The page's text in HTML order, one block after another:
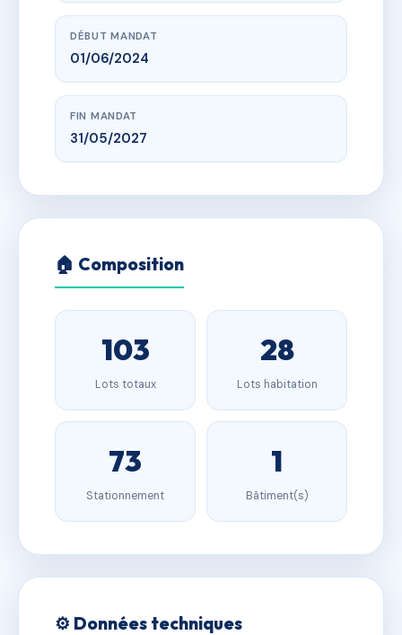
DÉBUT MANDAT
01/06/2024
FIN MANDAT
31/05/2027
🏠 Composition
103
Lots totaux
28
Lots habitation
73
Stationnement
1
Bâtiment(s)
⚙️ Données techniques